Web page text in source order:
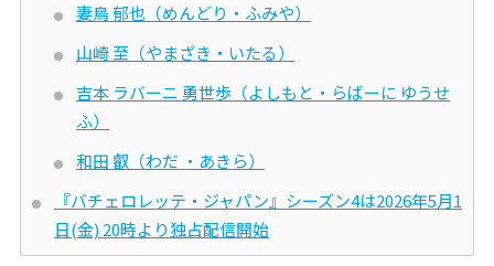
妻鳥 郁也（めんどり・ふみや）
山崎 至（やまざき・いたる）
吉本 ラバーニ 勇世歩（よしもと・らばーに ゆうせ
ふ）
和田 叡（わだ ・あきら）
『バチェロレッテ・ジャパン』シーズン4は2026年5月1
日(金) 20時より独占配信開始